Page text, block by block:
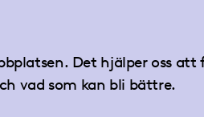
Det hjälper oss att
vad som kan bli bättre.